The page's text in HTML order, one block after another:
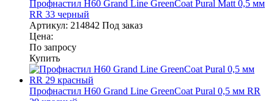
Профнастил Н60 Grand Line GreenСoat Pural Matt 0,5 мм
RR 33 черный
Артикул: 214842 Под заказ
Цена:
По запросу
Купить
Профнастил Н60 Grand Line GreenСoat Pural 0,5 мм RR